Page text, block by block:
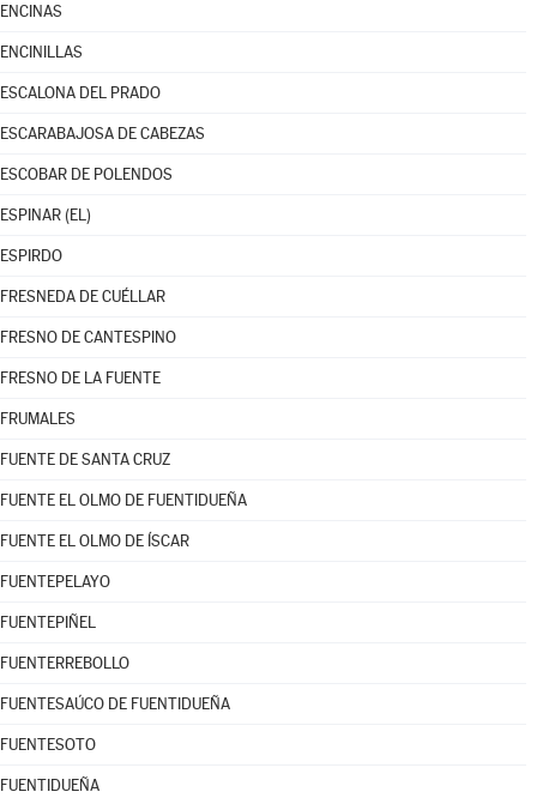
ENCINAS
ENCINILLAS
ESCALONA DEL PRADO
ESCARABAJOSA DE CABEZAS
ESCOBAR DE POLENDOS
ESPINAR (EL)
ESPIRDO
FRESNEDA DE CUÉLLAR
FRESNO DE CANTESPINO
FRESNO DE LA FUENTE
FRUMALES
FUENTE DE SANTA CRUZ
FUENTE EL OLMO DE FUENTIDUEÑA
FUENTE EL OLMO DE ÍSCAR
FUENTEPELAYO
FUENTEPIÑEL
FUENTERREBOLLO
FUENTESAÚCO DE FUENTIDUEÑA
FUENTESOTO
FUENTIDUEÑA